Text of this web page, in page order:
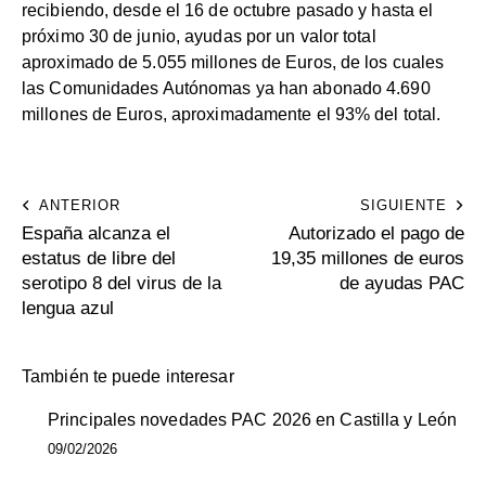
recibiendo, desde el 16 de octubre pasado y hasta el
próximo 30 de junio, ayudas por un valor total
aproximado de 5.055 millones de Euros, de los cuales
las Comunidades Autónomas ya han abonado 4.690
millones de Euros, aproximadamente el 93% del total.
ANTERIOR
España alcanza el
estatus de libre del
serotipo 8 del virus de la
lengua azul
SIGUIENTE
Autorizado el pago de
19,35 millones de euros
de ayudas PAC
También te puede interesar
Principales novedades PAC 2026 en Castilla y León
09/02/2026